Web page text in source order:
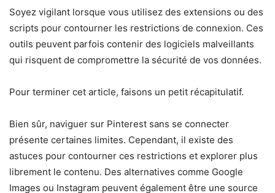
Soyez vigilant lorsque vous utilisez des extensions ou des
scripts pour contourner les restrictions de connexion. Ces
outils peuvent parfois contenir des logiciels malveillants
qui risquent de compromettre la sécurité de vos données.
Pour terminer cet article, faisons un petit récapitulatif.
Bien sûr, naviguer sur Pinterest sans se connecter
présente certaines limites. Cependant, il existe des
astuces pour contourner ces restrictions et explorer plus
librement le contenu. Des alternatives comme Google
Images ou Instagram peuvent également être une source